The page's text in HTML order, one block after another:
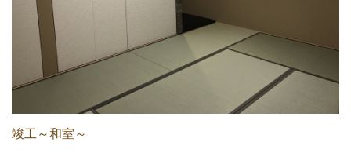
竣工～和室～